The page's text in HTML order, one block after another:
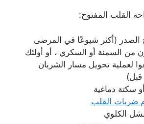
القلب المفتوح:
(أكثر شيوعًا في المرضى
من السمنة أو السكري ، أو أولئك
لعملية تحويل مسار الشريان
قبل)
سكتة دماغية
ضربات القلب
الكلوي